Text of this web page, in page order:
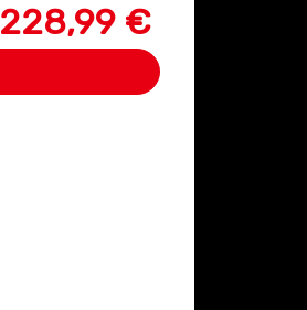
228,99 €